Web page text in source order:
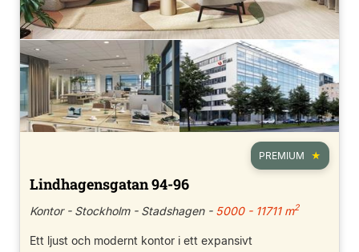
Lindhagensgatan 94-96
Kontor - Stockholm - Stadshagen - 5000 - 11711 m2
Ett ljust och modernt kontor i ett expansivt
PREMIUM